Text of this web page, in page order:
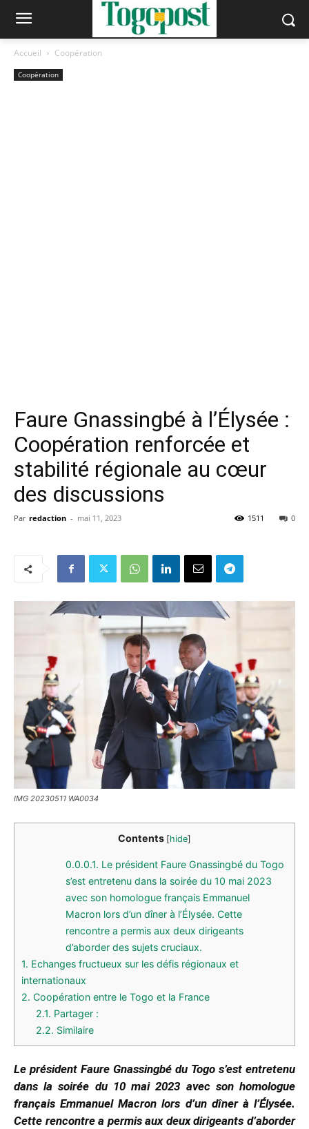
Accueil Coopération
Coopération
Faure Gnassingbé à l’Élysée :
Coopération renforcée et
stabilité régionale au cœur
des discussions
Par redaction - mai 11, 2023 0
1511
IMG 20230511 WA0034
Contents [hide]
0.0.0.1. Le président Faure Gnassingbé du Togo
s’est entretenu dans la soirée du 10 mai 2023
avec son homologue français Emmanuel
Macron lors d’un dîner à l’Élysée. Cette
rencontre a permis aux deux dirigeants
d’aborder des sujets cruciaux.
1. Echanges fructueux sur les défis régionaux et
internationaux
2. Coopération entre le Togo et la France
2.1. Partager :
2.2. Similaire
Le président Faure Gnassingbé du Togo s’est entretenu
dans la soirée du 10 mai 2023 avec son homologue
français Emmanuel Macron lors d’un dîner à l’Élysée.
Cette rencontre a permis aux deux dirigeants d’aborder